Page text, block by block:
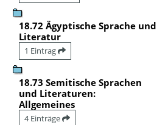
18.72 Ägyptische Sprache und
Literatur
1 Eintrag
18.73 Semitische Sprachen
und Literaturen:
Allgemeines
4 Einträge